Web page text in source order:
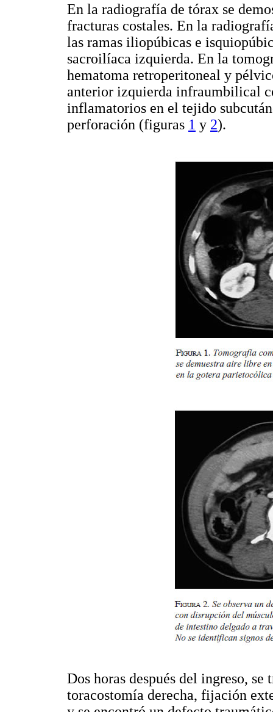
En la radiografía de tórax se
fracturas costales. En la
las ramas iliopúbicas e
sacroilíaca izquierda. En la
hematoma retroperitoneal y
anterior izquierda infraumbilical
inflamatorios en el tejido
perforación (figuras 1 y 2).
Dos horas después del ingreso,
toracostomía derecha, fijación